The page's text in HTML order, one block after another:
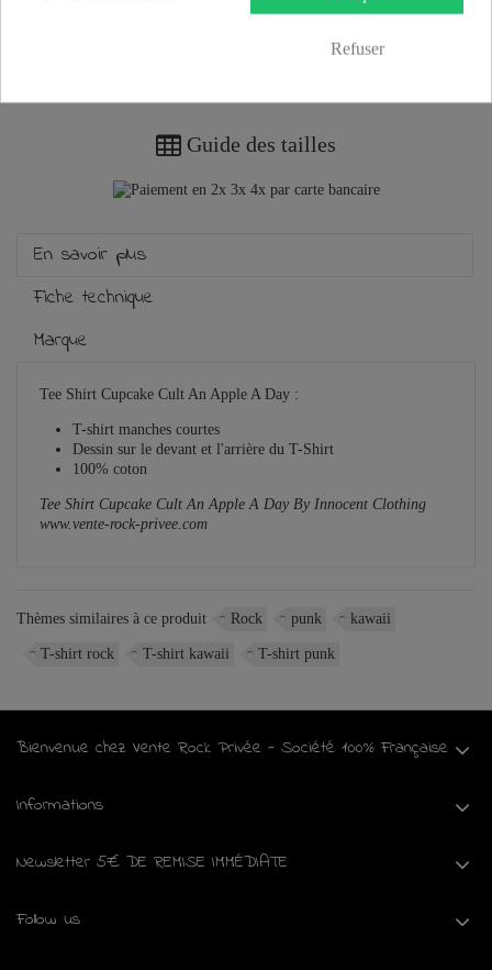
Guide des tailles
En savoir plus
Fiche technique
Marque
Tee Shirt Cupcake Cult An Apple A Day :
T-shirt manches courtes
Dessin sur le devant et l'arrière du T-Shirt
100% coton
Tee Shirt Cupcake Cult An Apple A Day By Innocent Clothing
www.vente-rock-privee.com
Thèmes similaires à ce produit Rock punk kawaii
T-shirt rock T-shirt kawaii T-shirt punk
Bienvenue chez Vente Rock Privée - Société 100% Française
Informations
Newsletter 5€ DE REMISE IMMÉDIATE
Follow us
Refuser